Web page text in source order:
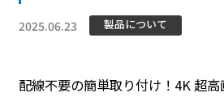
2025.06.23 製品について
配線不要の簡単取り付け！4K 超